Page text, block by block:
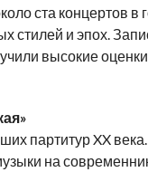
ста концертов в
стилей и эпох.
высокие
партитур XX
на